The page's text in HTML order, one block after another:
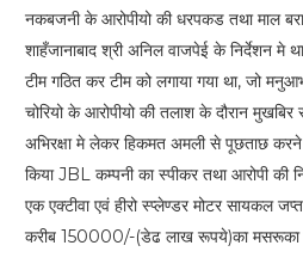
नकबजनी के आरोपीयो की धरपकड तथा माल
शाहँजानाबाद श्री अनिल वाजपेई के निर्देशन मे
टीम गठित कर टीम को लगाया गया था, जो
चोरियो के आरोपीयो की तलाश के दौरान मुखबिर
अभिरक्षा मे लेकर हिकमत अमली से पूछताछ
किया JBL कम्पनी का स्पीकर तथा आरोपी की
एक एक्टीवा एवं हीरो स्प्लेण्डर मोटर सायकल
करीब 150000/-(डेढ लाख रूपये)का मसरूका